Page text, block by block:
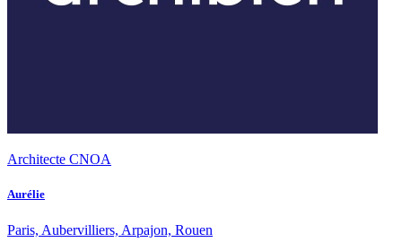
Architecte CNOA
Aurélie
Paris, Aubervilliers, Arpajon, Rouen